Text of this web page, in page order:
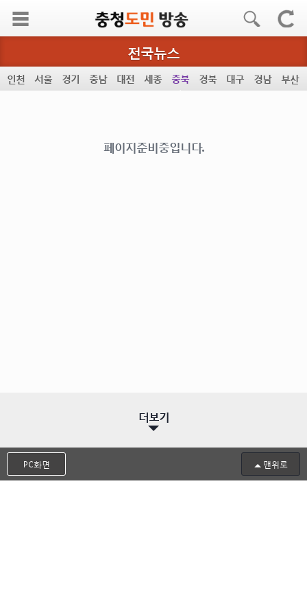
전국뉴스
인천 서울 경기 충남 대전 세종 충북 경북 대구 경남 부산
페이지준비중입니다.
더보기
PC화면 맨위로